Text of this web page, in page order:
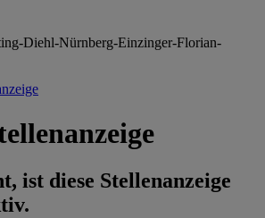
ist diese Stellenanzeige